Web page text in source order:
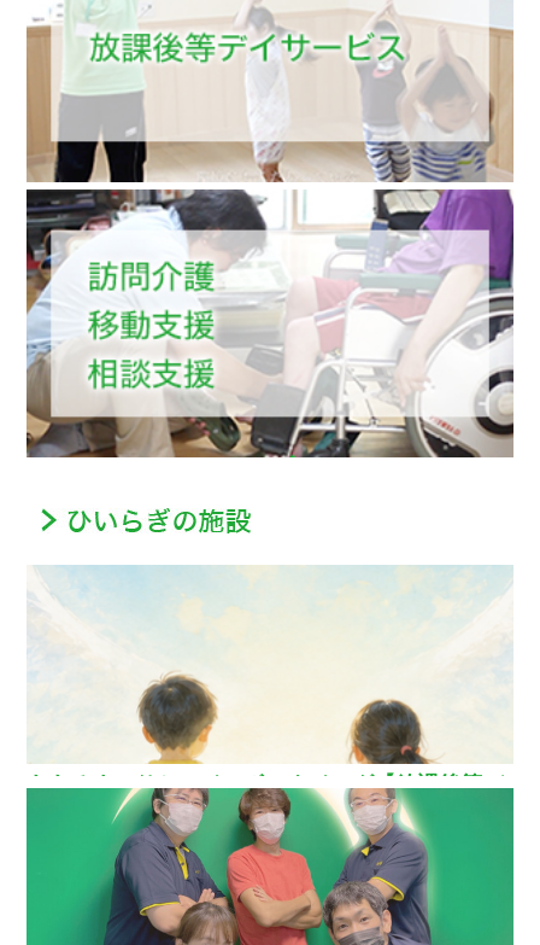
ああるまつりかレインボーウイング【放課後等デ
イサービス】